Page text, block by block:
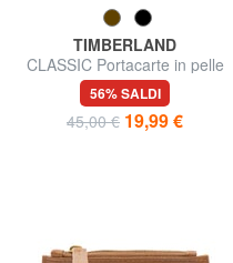
TIMBERLAND
CLASSIC Portacarte in pelle
con portamonete
56% SALDI
45,00 € 19,99 €